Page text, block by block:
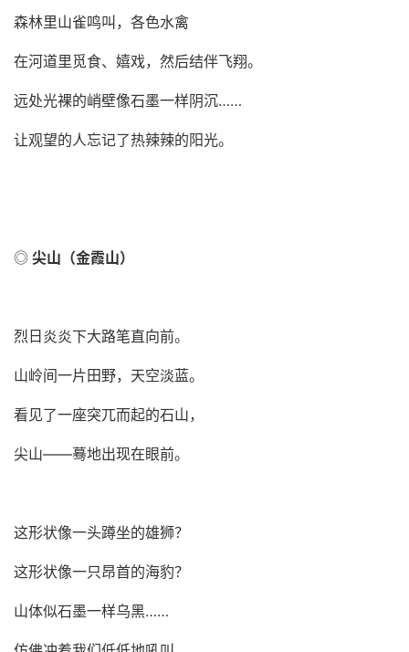
森林里山雀鸣叫，各色水禽
在河道里觅食、嬉戏，然后结伴飞翔。
远处光裸的峭壁像石墨一样阴沉……
让观望的人忘记了热辣辣的阳光。
◎ 尖山（金霞山）
烈日炎炎下大路笔直向前。
山岭间一片田野，天空淡蓝。
看见了一座突兀而起的石山，
尖山——蓦地出现在眼前。
这形状像一头蹲坐的雄狮？
这形状像一只昂首的海豹？
山体似石墨一样乌黑……